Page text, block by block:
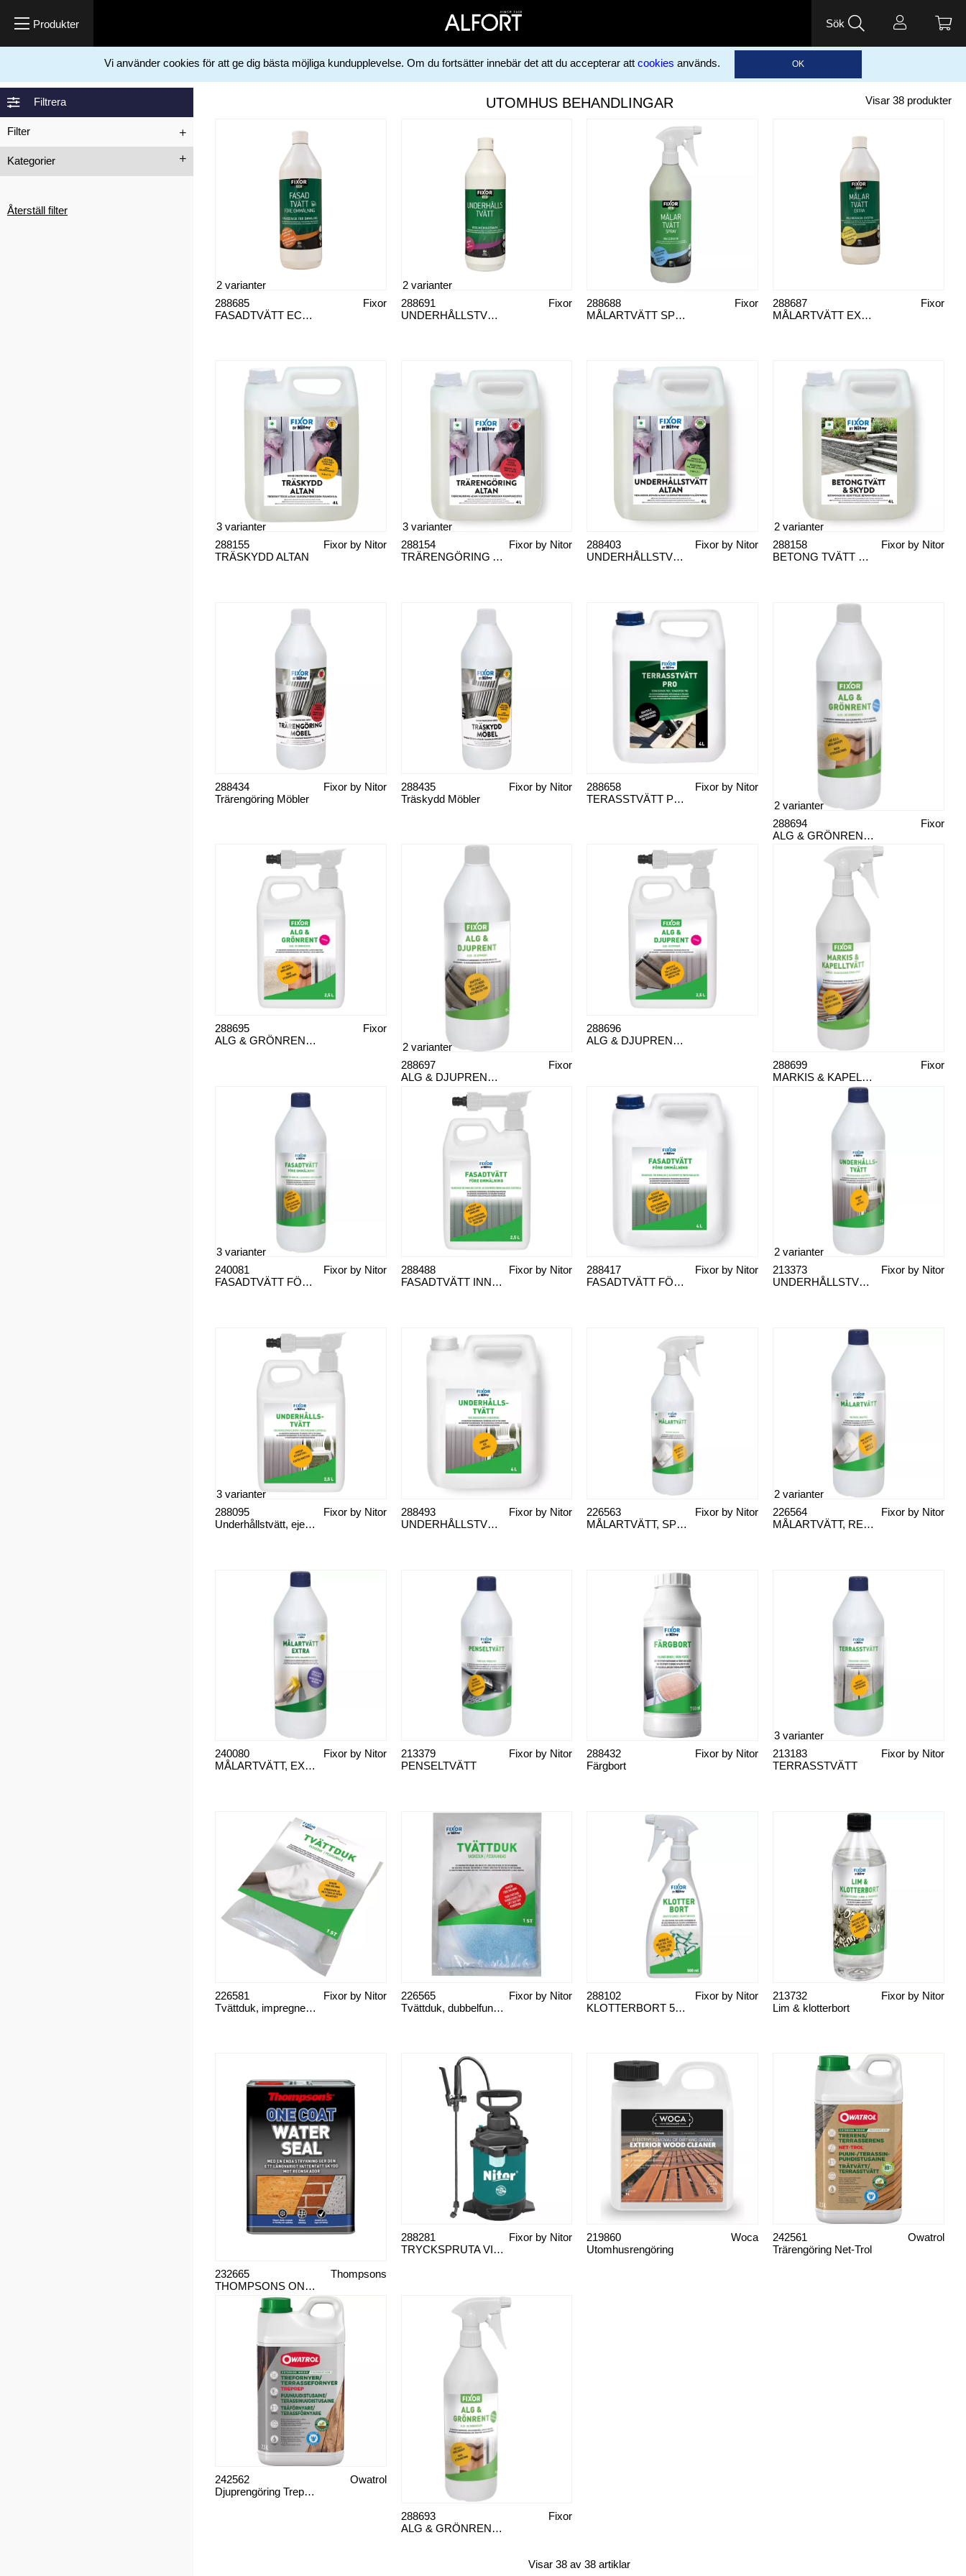
Sök
Vi använder cookies för att ge dig bästa möjliga kundupplevelse. Om du fortsätter innebär det att du accepterar att cookies används. OK
Utomhus behandlingar
Filtrera
Filter
Kategorier
Återställ filter
UTOMHUS BEHANDLINGAR Visar 38 produkter
FASADTVÄTT ECO FIXOR
Fixor
288685
2 varianter
UNDERHÅLLSTVÄTT ECO FIXOR
Fixor
288691
2 varianter
MÅLARTVÄTT SPRAY ECO FIXOR 1L
Fixor
288688
MÅLARTVÄTT EXTRA ECO FIXOR 1L
Fixor
288687
TRÄSKYDD ALTAN
Fixor by Nitor
288155
3 varianter
TRÄRENGÖRING ALTAN
Fixor by Nitor
288154
3 varianter
UNDERHÅLLSTVÄTT ALTAN
Fixor by Nitor
288403
BETONG TVÄTT OCH SKYDD
Fixor by Nitor
288158
2 varianter
Trärengöring Möbler
Fixor by Nitor
288434
Träskydd Möbler
Fixor by Nitor
288435
TERASSTVÄTT PREMIUM FIXOR 4 L
Fixor by Nitor
288658
ALG & GRÖNRENT FIXOR 4 L
Fixor
288694
2 varianter
ALG & GRÖNRENT M EJEKTOR 2,5 L
Fixor
288695
ALG & DJUPRENT KONCENTRAT 1 L
Fixor
288697
2 varianter
ALG & DJUPRENT EJEKTOR 2,5 L
288696
MARKIS & KAPELLTVÄTT FIXOR 1 L
Fixor
288699
FASADTVÄTT FÖRE MÅLNING
Fixor by Nitor
240081
3 varianter
FASADTVÄTT INNAN MÅLNING MED EJEKTOR
Fixor by Nitor
288488
FASADTVÄTT FÖRE MÅLNING
Fixor by Nitor
288417
UNDERHÅLLSTVÄTT
Fixor by Nitor
213373
2 varianter
Underhållstvätt, ejektor
Fixor by Nitor
288095
3 varianter
UNDERHÅLLSTVÄTT
Fixor by Nitor
288493
MÅLARTVÄTT, SPRAY
Fixor by Nitor
226563
MÅLARTVÄTT, REFILL
Fixor by Nitor
226564
2 varianter
MÅLARTVÄTT, EXTRA
Fixor by Nitor
240080
PENSELTVÄTT
Fixor by Nitor
213379
Färgbort
Fixor by Nitor
288432
TERRASSTVÄTT
Fixor by Nitor
213183
3 varianter
Tvättduk, impregnerad
Fixor by Nitor
226581
Tvättduk, dubbelfunktion
Fixor by Nitor
226565
KLOTTERBORT 500 ml
Fixor by Nitor
288102
Lim & klotterbort
Fixor by Nitor
213732
THOMPSONS ONE COAT WATER SEAL
Thompsons
232665
TRYCKSPRUTA VITON
Fixor by Nitor
288281
Utomhusrengöring
Woca
219860
Trärengöring Net-Trol
Owatrol
242561
Djuprengöring Treprep
Owatrol
242562
ALG & GRÖNRENT FÄRDIGSPRAY 1 L
Fixor
288693
Visar 38 av 38 artiklar